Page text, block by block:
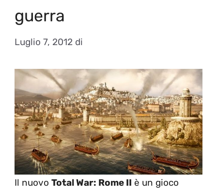
guerra
Luglio 7, 2012 di
Il nuovo Total War: Rome II è un gioco